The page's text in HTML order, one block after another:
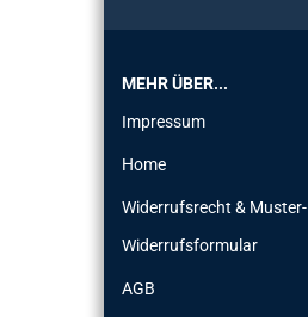
MEHR ÜBER...
Impressum
Home
Widerrufsrecht & Muster-
Widerrufsformular
AGB